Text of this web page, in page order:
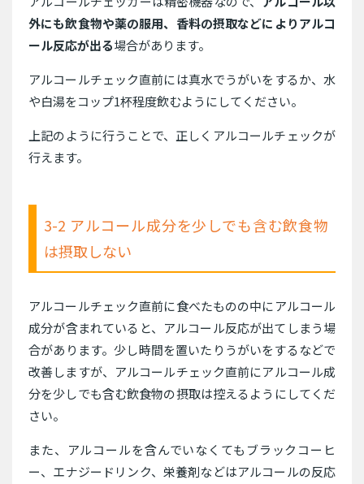
外にも飲食物や薬の服用、香料の摂取などによりアルコ
ール反応が出る場合があります。
アルコールチェック直前には真水でうがいをするか、水
や白湯をコップ1杯程度飲むようにしてください。
上記のように行うことで、正しくアルコールチェックが
行えます。
3-2 アルコール成分を少しでも含む飲食物
は摂取しない
アルコールチェック直前に食べたものの中にアルコール
成分が含まれていると、アルコール反応が出てしまう場
合があります。少し時間を置いたりうがいをするなどで
改善しますが、アルコールチェック直前にアルコール成
分を少しでも含む飲食物の摂取は控えるようにしてくだ
さい。
また、アルコールを含んでいなくてもブラックコーヒ
ー、エナジードリンク、栄養剤などはアルコールの反応